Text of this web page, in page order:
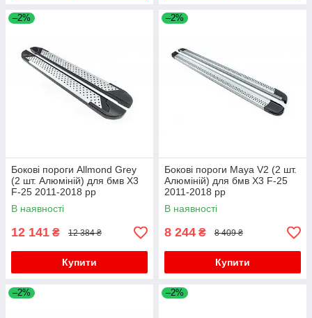
–2%
Бокові пороги Allmond Grey
(2 шт. Алюміній) для бмв X3
F-25 2011-2018 рр
В наявності
12 141 ₴ 12 384 ₴
Купити
–2%
Бокові пороги Maya V2 (2 шт.
Алюміній) для бмв X3 F-25
2011-2018 рр
В наявності
8 244 ₴ 8 409 ₴
Купити
–2% –2%